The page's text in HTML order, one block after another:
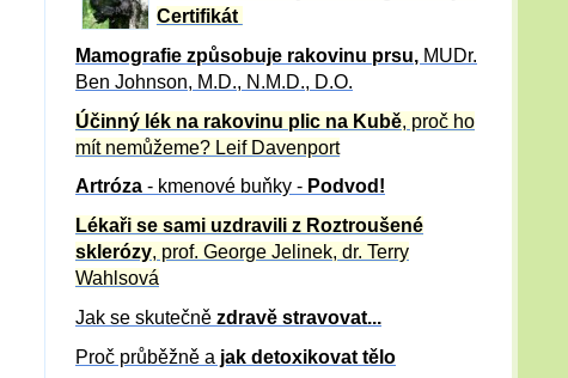
Certifikát
Mamografie způsobuje rakovinu prsu, MUDr.
Ben Johnson, M.D., N.M.D., D.O.
Účinný lék na rakovinu plic na Kubě, proč ho
mít nemůžeme? Leif Davenport
Artróza - kmenové buňky - Podvod!
Lékaři se sami uzdravili z Roztroušené
sklerózy, prof. George Jelinek, dr. Terry
Wahlsová
Jak se skutečně zdravě stravovat...
Proč průběžně a jak detoxikovat tělo